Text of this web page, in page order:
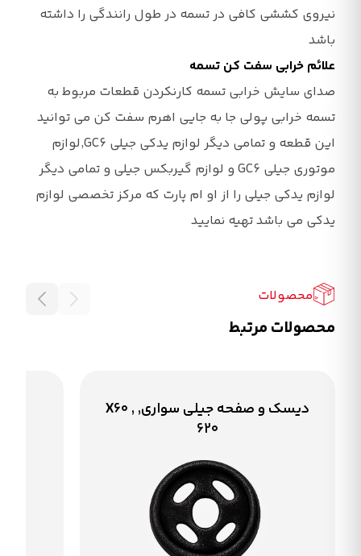
نیروی کششی کافی در تسمه در طول رانندگی را داشته
باشد
علائم خرابی سفت کن تسمه
صدای سایش خرابی تسمه کارنکردن قطعات مربوط به
تسمه خرابی پولی جا به جایی اهرم سفت کن می توانید
این قطعه و تمامی دیگر لوازم یدکی جیلی GC6 ,لوازم
موتوری جیلی GC6
و لوازم گیربکس جیلی و تمامی دیگر
لوازم یدکی جیلی را از او ام پارت که مرکز تخصصی لوازم
یدکی می باشد تهیه نمایید
محصولات
محصولات مرتبط
دیسک و صفحه جیلی سواری, X60 ,
620